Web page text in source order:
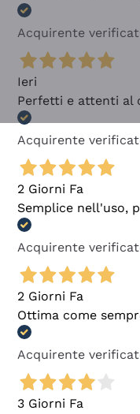
Acquirente
Ieri
Perfetti e attenti al
Acquirente
2 Giorni Fa
Semplice nell'uso,
Acquirente
2 Giorni Fa
Ottima come
Acquirente
3 Giorni Fa